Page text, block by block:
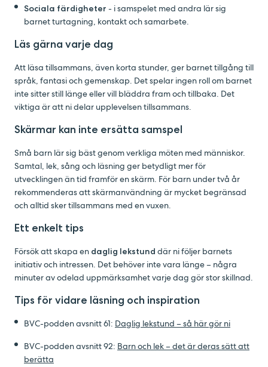
Sociala färdigheter - i samspelet med andra lär sig
barnet turtagning, kontakt och samarbete.
Läs gärna varje dag
Att läsa tillsammans, även korta stunder, ger barnet tillgång till
språk, fantasi och gemenskap. Det spelar ingen roll om barnet
inte sitter still länge eller vill bläddra fram och tillbaka. Det
viktiga är att ni delar upplevelsen tillsammans.
Skärmar kan inte ersätta samspel
Små barn lär sig bäst genom verkliga möten med människor.
Samtal, lek, sång och läsning ger betydligt mer för
utvecklingen än tid framför en skärm. För barn under två år
rekommenderas att skärmanvändning är mycket begränsad
och alltid sker tillsammans med en vuxen.
Ett enkelt tips
Försök att skapa en daglig lekstund där ni följer barnets
initiativ och intressen. Det behöver inte vara länge – några
minuter av odelad uppmärksamhet varje dag gör stor skillnad.
Tips för vidare läsning och inspiration
BVC-podden avsnitt 61: Daglig lekstund – så här gör ni
BVC-podden avsnitt 92: Barn och lek – det är deras sätt att
berätta